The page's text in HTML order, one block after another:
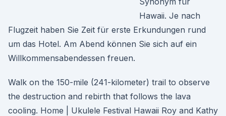
Hawaii. Je nach
Flugzeit haben Sie Zeit für erste Erkundungen rund
um das Hotel. Am Abend können Sie sich auf ein
Willkommensabendessen freuen.
Walk on the 150-mile (241-kilometer) trail to observe
the destruction and rebirth that follows the lava
cooling. Home | Ukulele Festival Hawaii Roy and Kathy